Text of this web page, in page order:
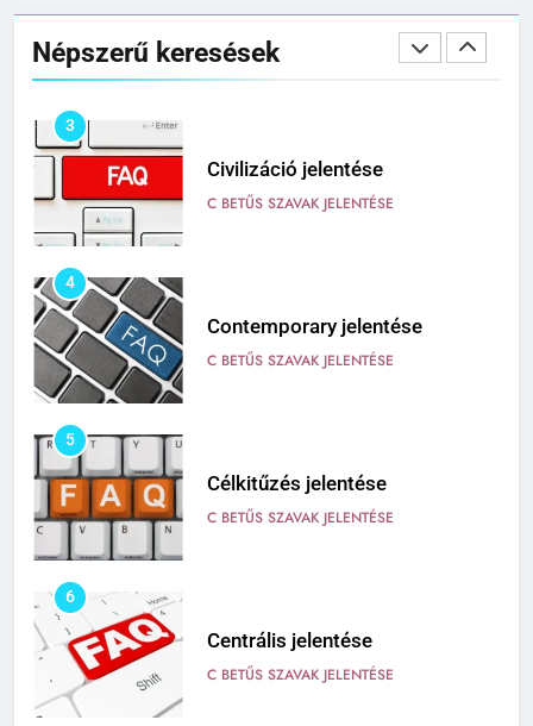
Népszerű keresések
Cingár jelentése
C BETŰS SZAVAK JELENTÉSE
3
Civilizáció jelentése
C BETŰS SZAVAK JELENTÉSE
4
Contemporary jelentése
C BETŰS SZAVAK JELENTÉSE
5
Célkitűzés jelentése
C BETŰS SZAVAK JELENTÉSE
6
Centrális jelentése
C BETŰS SZAVAK JELENTÉSE